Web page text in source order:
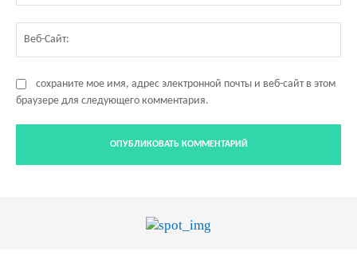
сохраните мое имя, адрес электронной почты и веб-сайт в этом
браузере для следующего комментария.